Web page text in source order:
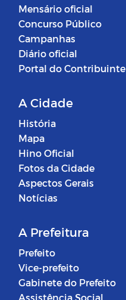
Mensário oficial
Concurso Público
Campanhas
Diário oficial
Portal do Contribuinte
A Cidade
História
Mapa
Hino Oficial
Fotos da Cidade
Aspectos Gerais
Notícias
A Prefeitura
Prefeito
Vice-prefeito
Gabinete do Prefeito
Assistência Social